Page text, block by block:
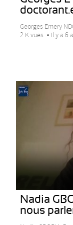
Georges Emery
2 K vues
Il y a 6
Nadia
nous